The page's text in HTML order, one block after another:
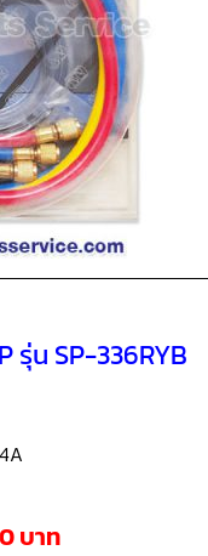
รุ่น SP-336RYB
บาท